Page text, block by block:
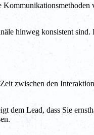
hinweg konsistent sind.
zwischen den
dem Lead, dass Sie